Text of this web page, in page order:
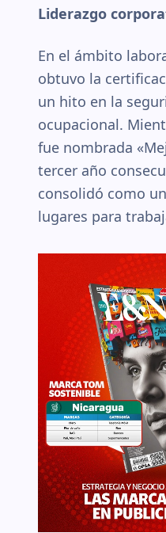
Liderazgo
En el ámbito
obtuvo la
un hito en la
ocupacional.
fue nombrada
tercer año
consolidó como
lugares para